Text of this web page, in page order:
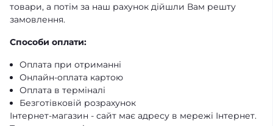
товари, а потім за наш рахунок дійшли Вам решту
замовлення.
Способи оплати:
Оплата при отриманні
Онлайн-оплата картою
Оплата в терміналі
Безготівковій розрахунок
Інтернет-магазин - сайт має адресу в мережі Інтернет.